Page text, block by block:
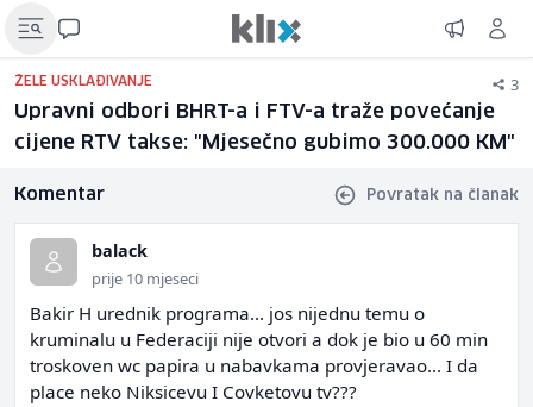
ŽELE USKLAĐIVANJE 3
Upravni odbori BHRT-a i FTV-a traže povećanje
cijene RTV takse: "Mjesečno gubimo 300.000 KM"
Komentar Povratak na članak
balack
prije 10 mjeseci
Bakir H urednik programa... jos nijednu temu o
kruminalu u Federaciji nije otvori a dok je bio u 60 min
troskoven wc papira u nabavkama provjeravao... I da
place neko Niksicevu I Covketovu tv???